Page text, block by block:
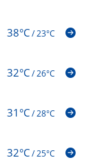
38°C/23°C
32°C/26°C
31°C/28°C
32°C/25°C